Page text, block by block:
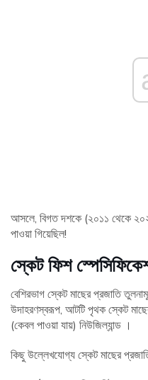
আসলে, বিগত দশকে (২০১১ থেকে
পাওয়া গিয়েছিল!
স্কেট ফিশ
বেশিরভাগ স্কেট মাছের প্রজাতি
উদাহরণস্বরূপ, আটটি পৃথক স্কেট
(কেবল পাওয়া যায়) নিউজিল্যান্ড ।
কিছু উল্লেখযোগ্য স্কেট মাছের